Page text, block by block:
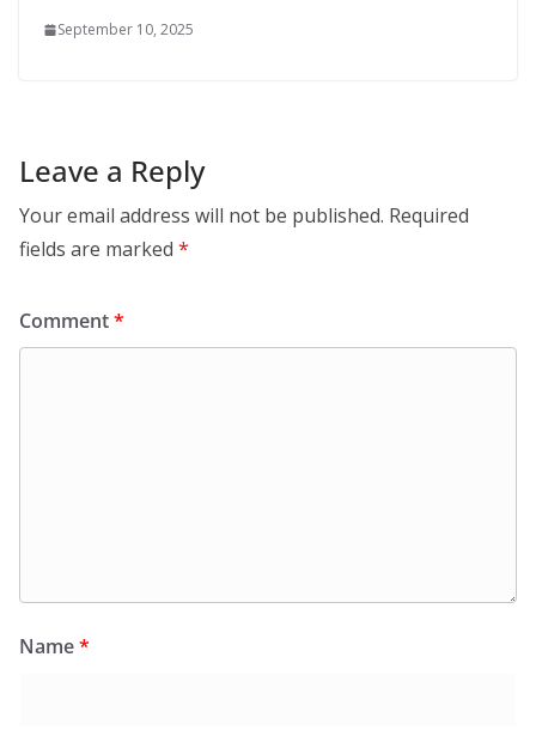
September 10, 2025
Leave a Reply
Your email address will not be published. Required
fields are marked *
Comment*
Name*